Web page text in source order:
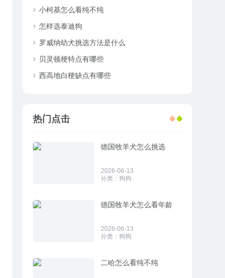
小柯基怎么看纯不纯
怎样选泰迪狗
罗威纳幼犬挑选方法是什么
贝灵顿梗特点有哪些
西高地白梗缺点有哪些
热门点击
德国牧羊犬怎么挑选
2026-06-13
分类： 狗狗
德国牧羊犬怎么看年龄
2026-06-13
分类： 狗狗
二哈怎么看纯不纯